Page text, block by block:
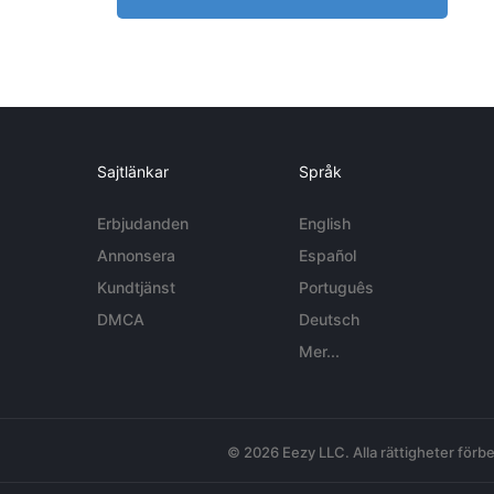
Sajtlänkar
Erbjudanden
Annonsera
Kundtjänst
DMCA
Språk
English
Español
Português
Deutsch
Mer...
© 2026 Eezy LLC. Alla rättigheter